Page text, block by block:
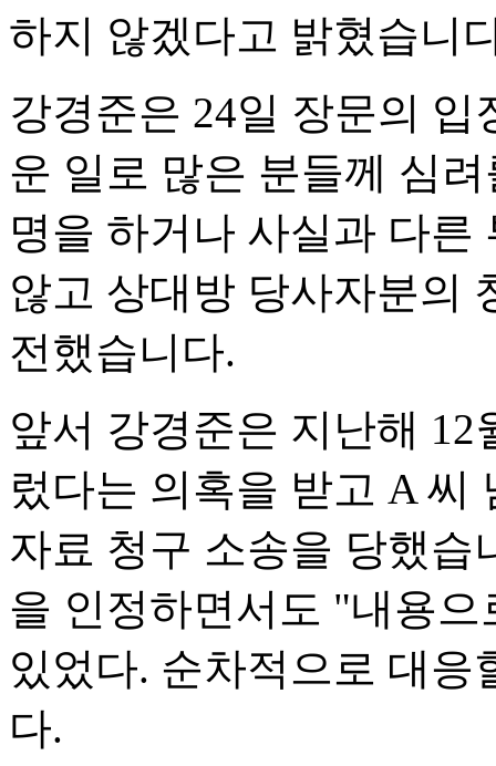
하지 않겠다고 밝혔습니
강경준은 24일 장문의
운 일로 많은 분들께 심
명을 하거나 사실과 다
않고 상대방 당사자분의
전했습니다.
앞서 강경준은 지난해
렀다는 의혹을 받고 A 씨
자료 청구 소송을 당했습
을 인정하면서도 "내용
있었다. 순차적으로 대
다.